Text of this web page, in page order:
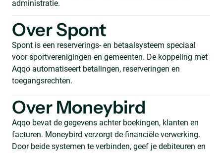
administratie.
Over Spont
Spont is een reserverings- en betaalsysteem speciaal
voor sportverenigingen en gemeenten. De koppeling met
Aqqo automatiseert betalingen, reserveringen en
toegangsrechten.
Over Moneybird
Aqqo bevat de gegevens achter boekingen, klanten en
facturen. Moneybird verzorgt de financiële verwerking.
Door beide systemen te verbinden, geef je debiteuren en